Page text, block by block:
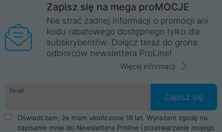
Zapisz się na mega proMOCJE
Nie strać żadnej informacji o promocji ani
kodu rabatowego dostępnego tylko dla
subskrybentów. Dołącz teraz do grona
odbiorców newslettera ProLine!
Więcej informacji
Email
Zapisz się
Oświadczam, że mam ukończone 16 lat. Wyrażam zgodę na
zapisanie mnie do Newslettera Proline i przetwarzanie mojego